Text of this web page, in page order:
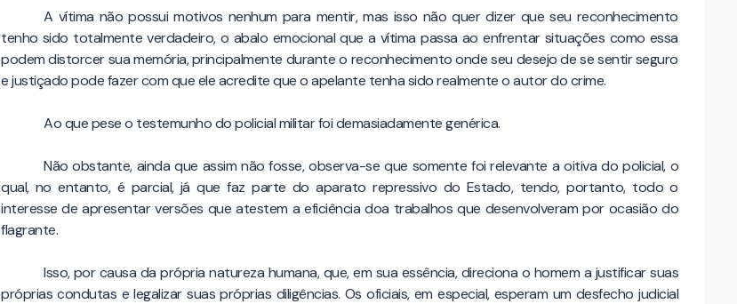
A vítima não possui motivos nenhum para mentir, mas isso não quer dizer que seu reconhecimento
tenho sido totalmente verdadeiro, o abalo emocional que a vítima passa ao enfrentar situações como essa
podem distorcer sua memória, principalmente durante o reconhecimento onde seu desejo de se sentir seguro
e justiçado pode fazer com que ele acredite que o apelante tenha sido realmente o autor do crime.
Ao que pese o testemunho do policial militar foi demasiadamente genérica.
Não obstante, ainda que assim não fosse, observa-se que somente foi relevante a oitiva do policial, o
qual, no entanto, é parcial, já que faz parte do aparato repressivo do Estado, tendo, portanto, todo o
interesse de apresentar versões que atestem a eficiência doa trabalhos que desenvolveram por ocasião do
flagrante.
Isso, por causa da própria natureza humana, que, em sua essência, direciona o homem a justificar suas
próprias condutas e legalizar suas próprias diligências. Os oficiais, em especial, esperam um desfecho judicial